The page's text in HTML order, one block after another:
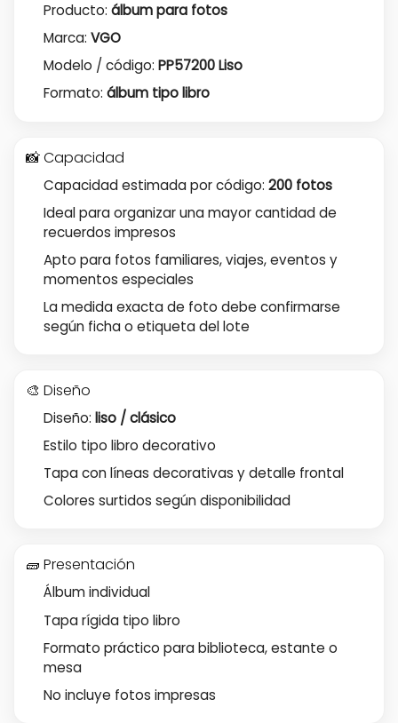
Producto: álbum para fotos
Marca: VGO
Modelo / código: PP57200 Liso
Formato: álbum tipo libro
📸 Capacidad
Capacidad estimada por código: 200 fotos
Ideal para organizar una mayor cantidad de
recuerdos impresos
Apto para fotos familiares, viajes, eventos y
momentos especiales
La medida exacta de foto debe confirmarse
según ficha o etiqueta del lote
🎨 Diseño
Diseño: liso / clásico
Estilo tipo libro decorativo
Tapa con líneas decorativas y detalle frontal
Colores surtidos según disponibilidad
🧱 Presentación
Álbum individual
Tapa rígida tipo libro
Formato práctico para biblioteca, estante o
mesa
No incluye fotos impresas